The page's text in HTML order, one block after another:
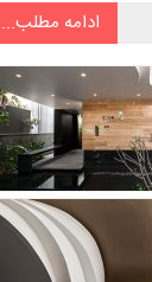
ادامه مطلب...